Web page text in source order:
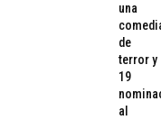
una
de
terror y
19
al